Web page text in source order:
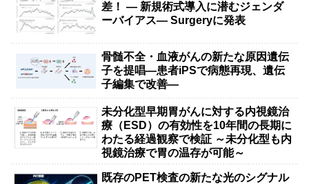
差！ — 新規術式導入に潜むジェンダ
ーバイアス— Surgeryに発表
骨髄不全・血液がんの新たな原因遺伝
子を提唱―患者iPSで病態再現、遺伝
子編集で改善―
未分化型早期胃がんに対する内視鏡治
療（ESD）の有効性を10年間の長期に
わたる経過観察で検証 ～未分化型も内
視鏡治療で胃の温存が可能～
既存のPET検査の新たな光のシグナル